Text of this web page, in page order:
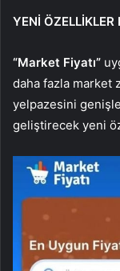
YENİ ÖZELLİKLER
“Market Fiyatı”
daha fazla market
yelpazesini
geliştirecek yeni